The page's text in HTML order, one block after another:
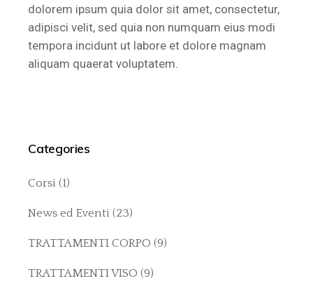
dolorem ipsum quia dolor sit amet, consectetur,
adipisci velit, sed quia non numquam eius modi
tempora incidunt ut labore et dolore magnam
aliquam quaerat voluptatem.
Categories
Corsi (1)
News ed Eventi (23)
TRATTAMENTI CORPO (9)
TRATTAMENTI VISO (9)